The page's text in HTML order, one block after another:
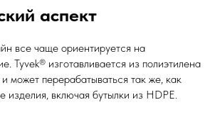
аспект
все чаще ориентируется на
Tyvek® изготавливается из полиэтилена
может перерабатываться так же, как
изделия, включая бутылки из HDPE.